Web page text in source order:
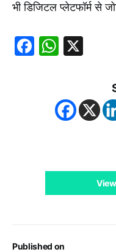
Published on
भी डिजिटल प्लेटफॉर्म से
Facebook